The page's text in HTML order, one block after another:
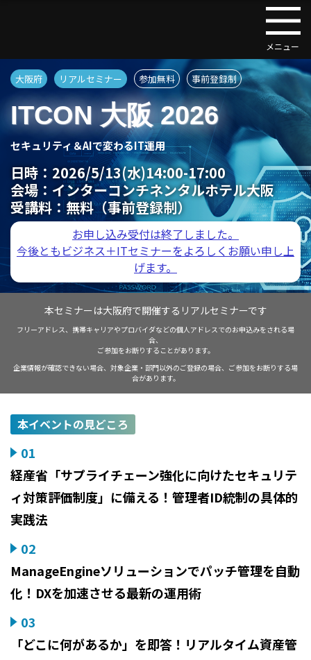
大阪府 リアルセミナー 参加無料 事前登録制
ITCON 大阪 2026
セキュリティ＆AIで変わるIT運用
日時： 2026/5/13(水)14:00-17:00
会場： インターコンチネンタルホテル大阪
受講料：無料（事前登録制）
お申し込み受付は終了しました。
今後ともビジネス＋ITセミナーをよろしくお願い申し上
げます。
本セミナーは大阪府で開催するリアルセミナーです
フリーアドレス、携帯キャリアやプロバイダなどの個人アドレスでのお申込みをされる場
合、
ご参加をお断りすることがあります。
企業情報が確認できない場合、対象企業・部門以外のご登録の場合、ご参加をお断りする場
合があります。
本イベントの見どころ
01
経産省「サプライチェーン強化に向けたセキュリテ
ィ対策評価制度」に備える！管理者ID統制の具体的
実践法
02
ManageEngineソリューションでパッチ管理を自動
化！DXを加速させる最新の運用術
03
「どこに何があるか」を即答！リアルタイム資産管